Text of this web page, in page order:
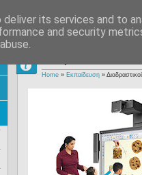
Αρχή Υπηρεσίες
Home » Εκπαίδευση »
its services and to
and security